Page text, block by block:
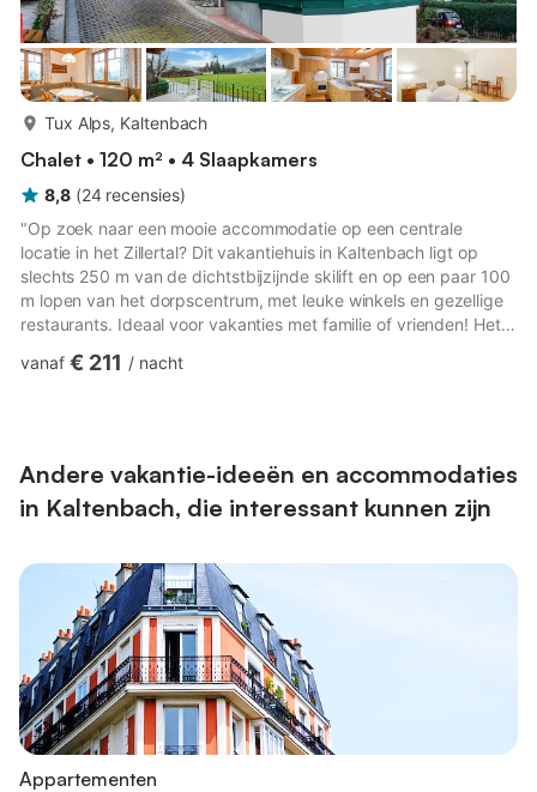
Tux Alps, Kaltenbach
Chalet • 120 m² • 4 Slaapkamers
8,8 (24 recensies)
"Op zoek naar een mooie accommodatie op een centrale
locatie in het Zillertal? Dit vakantiehuis in Kaltenbach ligt op
slechts 250 m van de dichtstbijzijnde skilift en op een paar 100
m lopen van het dorpscentrum, met leuke winkels en gezellige
restaurants. Ideaal voor vakanties met familie of vrienden! Het
sport en ontspanning. Ook in de zomer biedt deze regio tal van
vanaf € 211 / nacht
Andere vakantie-ideeën en accommodaties
in Kaltenbach, die interessant kunnen zijn
Appartementen